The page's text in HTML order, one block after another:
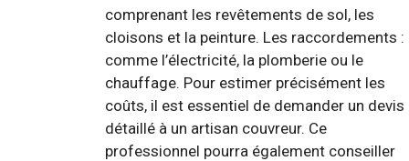
comprenant les revêtements de sol, les
cloisons et la peinture. Les raccordements :
comme l’électricité, la plomberie ou le
chauffage. Pour estimer précisément les
coûts, il est essentiel de demander un devis
détaillé à un artisan couvreur. Ce
professionnel pourra également conseiller